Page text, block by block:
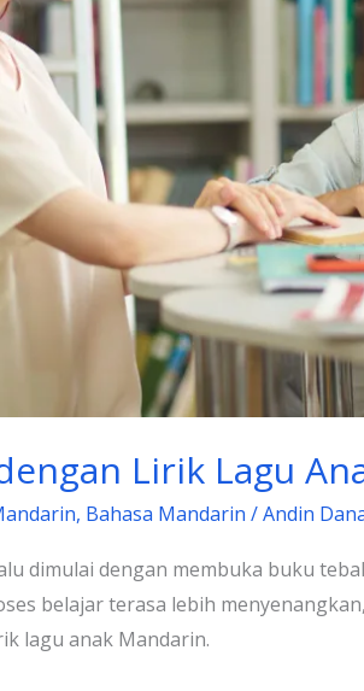
Lirik Lagu
, Bahasa Mandarin /Andin
dimulai dengan membuka buku
belajar terasa lebih
lagu anak Mandarin.